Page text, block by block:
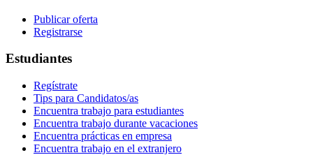
Publicar oferta
Registrarse
Estudiantes
Regístrate
Tips para Candidatos/as
Encuentra trabajo para estudiantes
Encuentra trabajo durante vacaciones
Encuentra prácticas en empresa
Encuentra trabajo en el extranjero